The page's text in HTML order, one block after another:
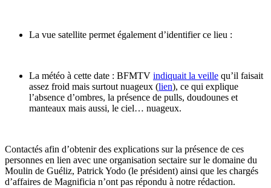
La vue satellite permet également d’identifier ce lieu :
La météo à cette date : BFMTV indiquait la veille qu’il faisait
assez froid mais surtout nuageux (lien), ce qui explique
l’absence d’ombres, la présence de pulls, doudounes et
manteaux mais aussi, le ciel… nuageux.
Contactés afin d’obtenir des explications sur la présence de ces
personnes en lien avec une organisation sectaire sur le domaine du
Moulin de Guéliz, Patrick Yodo (le président) ainsi que les chargés
d’affaires de Magnificia n’ont pas répondu à notre rédaction.